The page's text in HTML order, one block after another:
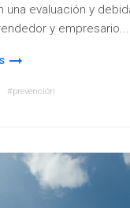
una evaluación y
y empresario....
prevención